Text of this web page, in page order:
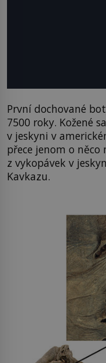
První dochované
7500 roky. Kožené
v jeskyni v
přece jenom o
z vykopávek v
Kavkazu.